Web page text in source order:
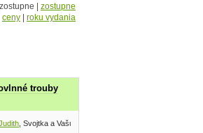
| zostupne
ceny | roku vydania
trouby
, Svojtka a Vašut 1995